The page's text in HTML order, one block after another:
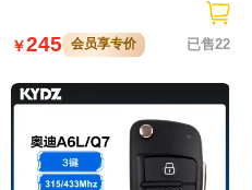
￥245 会员享专价 已售22